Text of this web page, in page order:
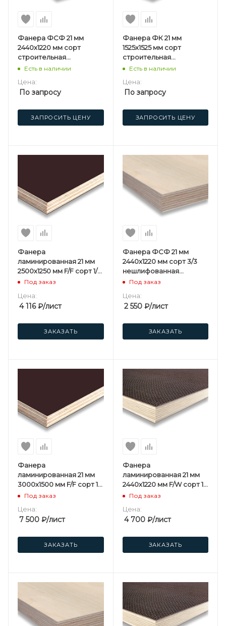
Фанера ФСФ 21 мм
2440х1220 мм сорт
строительная
нешлифованная
Есть в наличии
Цена:
По запросу
ЗАПРОСИТЬ ЦЕНУ
Фанера ФК 21 мм
1525х1525 мм сорт
строительная
нешлифованная
Есть в наличии
Цена:
По запросу
ЗАПРОСИТЬ ЦЕНУ
Фанера
ламинированная 21 мм
2500х1250 мм F/F сорт 1/1
березовая
Под заказ
Цена:
4 116₽/лист
ЗАКАЗАТЬ
Фанера ФСФ 21 мм
2440х1220 мм сорт 3/3
нешлифованная
хвойная
Под заказ
Цена:
2 550₽/лист
ЗАКАЗАТЬ
Фанера
ламинированная 21 мм
3000х1500 мм F/F сорт 1/1
березовая
Под заказ
Цена:
7 500 ₽/лист
ЗАКАЗАТЬ
Фанера
ламинированная 21 мм
2440х1220 мм F/W сорт 1/1
березовая
Под заказ
Цена:
4 700₽/лист
ЗАКАЗАТЬ